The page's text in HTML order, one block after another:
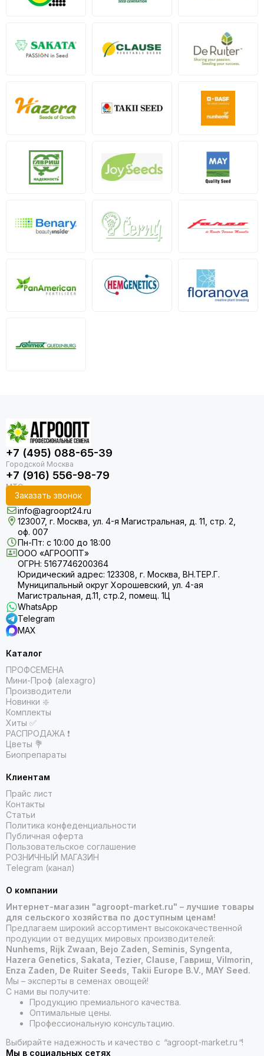
+7 (495) 088-65-39
+7 (916) 556-98-79
Заказать звонок
info@agroopt24.ru
123007, г. Москва, ул. 4-я Магистральная, д. 11, стр. 2,
оф. 007
Пн-Пт: с 10:00 до 18:00
ООО «АГРООПТ»
ОГРН: 5167746200364
Юридический адрес: 123308, г. Москва, ВН.ТЕР.Г.
Муниципальный округ Хорошевский, ул. 4-ая
Магистральная, д.11, стр.2, помещ. 1Ц
WhatsApp
Telegram
MAX
Каталог
ПРОФСЕМЕНА
Мини-Проф (alexagro)
Производители
Новинки ❇️
Комплекты
Хиты ✅
РАСПРОДАЖА ❗️
Цветы 💐
Биопрепараты
Клиентам
Прайс лист
Контакты
Статьи
Политика конфеденциальности
Публичная оферта
Пользовательское соглашение
РОЗНИЧНЫЙ МАГАЗИН
Telegram (канал)
О компании
Интернет-магазин "agroopt-market.ru" – лучшие товары
для сельского хозяйства по доступным ценам!
Предлагаем широкий ассортимент высококачественной
продукции от ведущих мировых производителей:
Nunhems, Rijk Zwaan, Bejo Zaden, Seminis, Syngenta,
Hazera Genetics, Sakata, Tezier, Clause, Гавриш, Vilmorin,
Enza Zaden, De Ruiter Seeds, Takii Europe B.V., MAY Seed.
Мы – эксперты в семенах овощей!
С нами вы получите:
Продукцию премиального качества.
Оптимальные цены.
Профессиональную консультацию.
Выбирайте надежность и качество с "agroopt-market.ru "!
Мы в социальных сетях